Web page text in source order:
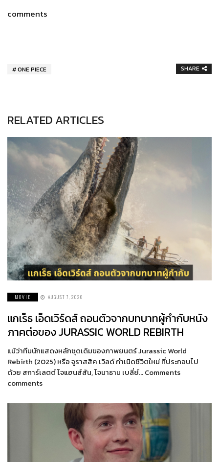
comments
ONE PIECE SHARE
RELATED ARTICLES
MOVIE AUGUST 7, 2026
แกเร็ธ เอ็ดเวิร์ดส์ ถอนตัวจากบทบาทผู้กำกับหนัง
ภาคต่อของ JURASSIC WORLD REBIRTH
แม้ว่าทีมนักแสดงหลักชุดเดิมของภาพยนตร์ Jurassic World
Rebirth (2025) หรือ จูราสสิค เวิลด์ กำเนิดชีวิตใหม่ ที่ประกอบไป
ด้วย สการ์เลตต์ โจแฮนส์สัน, โจนาธาน เบลี่ย์… Comments
comments